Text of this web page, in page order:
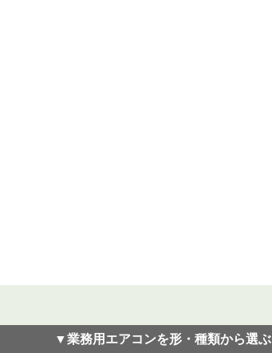
▼業務用エアコンを形・種類から選ぶ